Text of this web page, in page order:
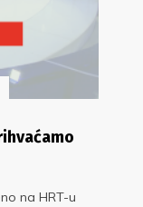
na HRT-u